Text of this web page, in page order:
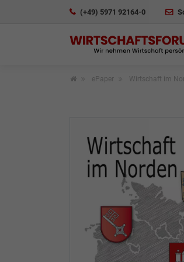
(+49) 5971 92164-0
ePaper Wirtschaft im